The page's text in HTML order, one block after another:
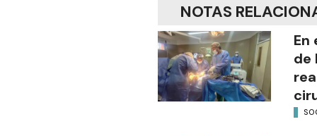
NOTAS
En
de